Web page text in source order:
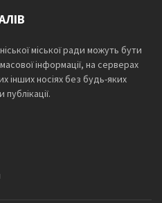
міської ради можуть бути
інформації, на серверах
інших носіях без будь-яких